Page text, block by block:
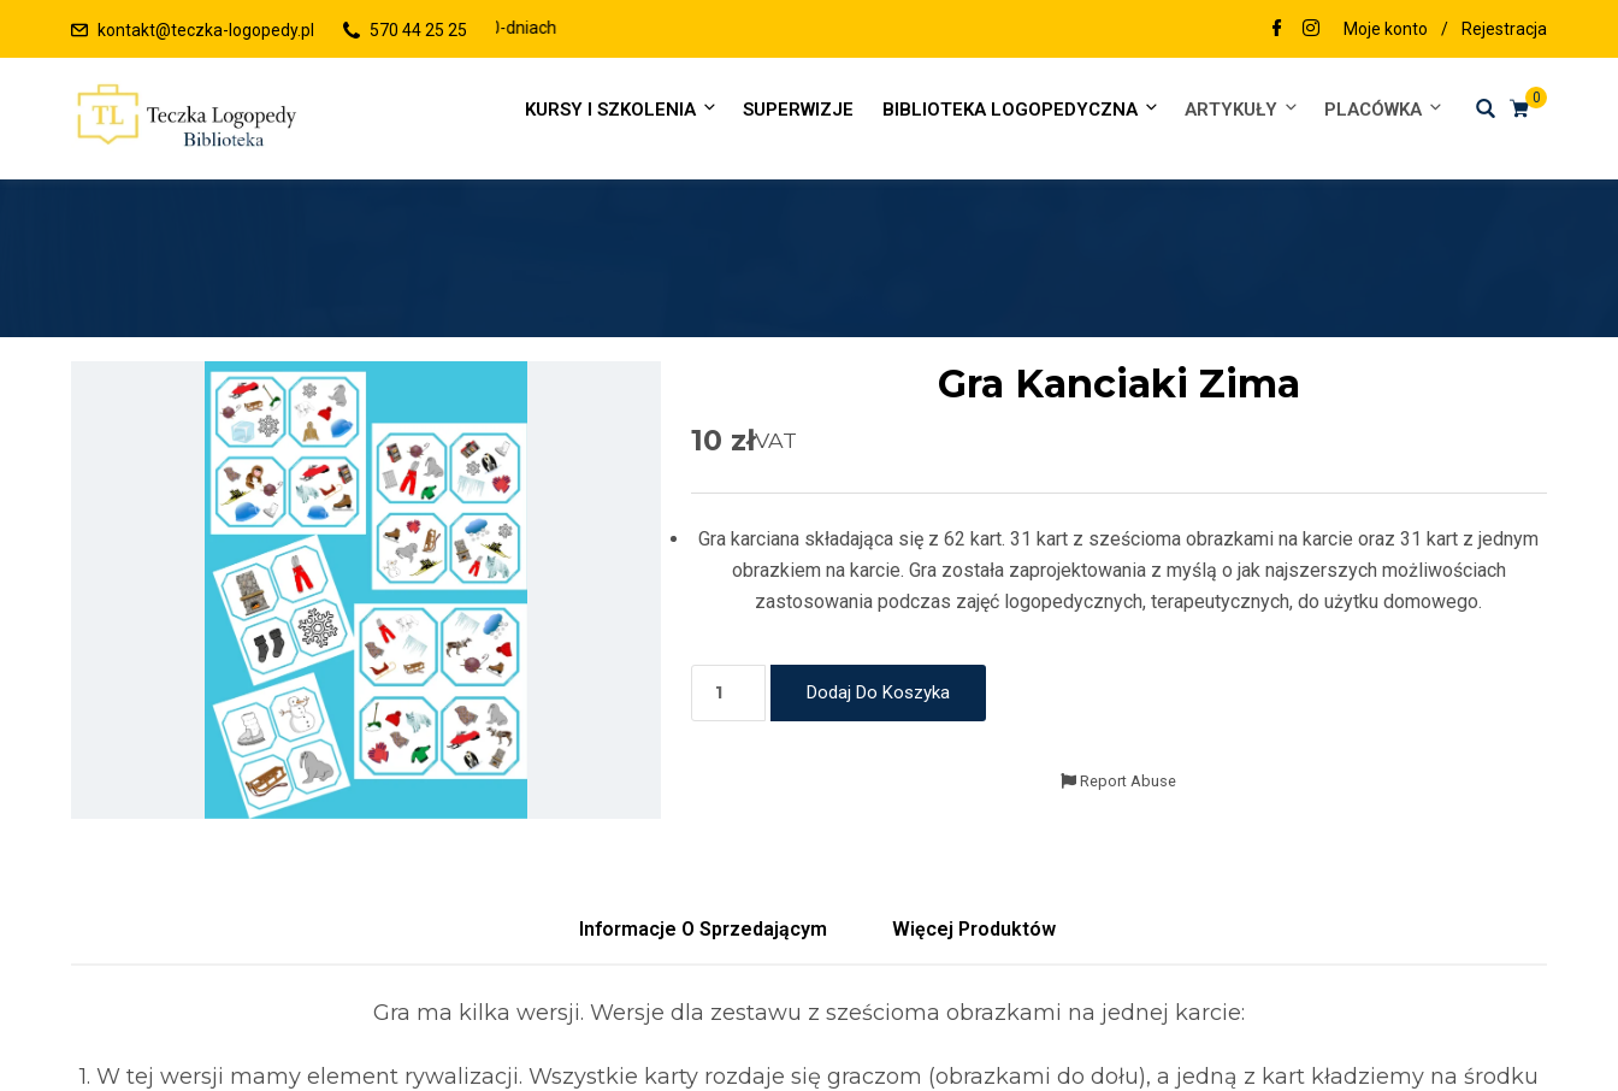
kontakt@teczka-logopedy.pl 570 44 25 25
Raty 0% lub płatności po 30-dniach Moje konto / Rejestracja
0
KURSY I SZKOLENIA SUPERWIZJE BIBLIOTEKA LOGOPEDYCZNA ARTYKUŁY PLACÓWKA
Gra Kanciaki Zima
10 złVAT
Gra karciana składająca się z 62 kart. 31 kart z sześcioma obrazkami na karcie oraz 31 kart z jednym
obrazkiem na karcie. Gra została zaprojektowania z myślą o jak najszerszych możliwościach
zastosowania podczas zajęć logopedycznych, terapeutycznych, do użytku domowego.
Dodaj Do Koszyka
Report Abuse
Informacje O Sprzedającym Więcej Produktów
Gra ma kilka wersji. Wersje dla zestawu z sześcioma obrazkami na jednej karcie:
1. W tej wersji mamy element rywalizacji. Wszystkie karty rozdaje się graczom (obrazkami do dołu), a jedną z kart kładziemy na środku